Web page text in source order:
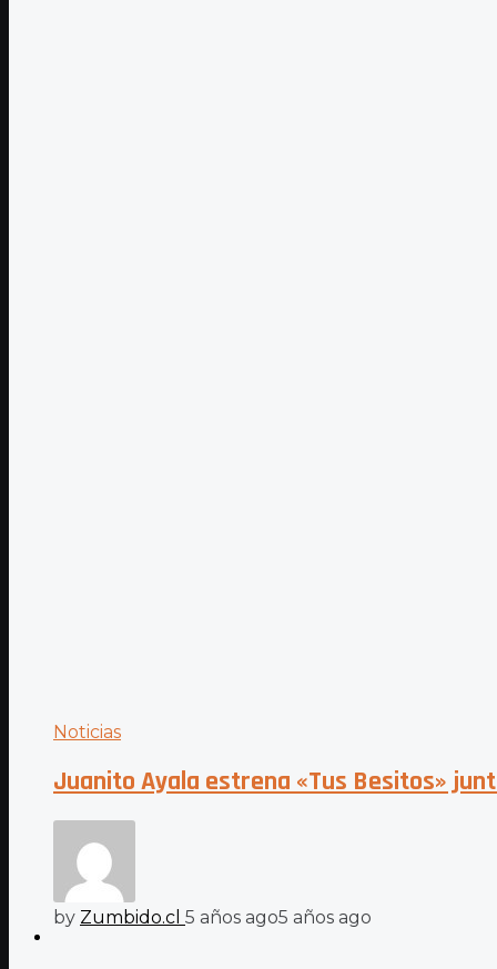
Noticias
Juanito Ayala estrena «Tus Besitos»
by Zumbido.cl 5 años ago5 años ago